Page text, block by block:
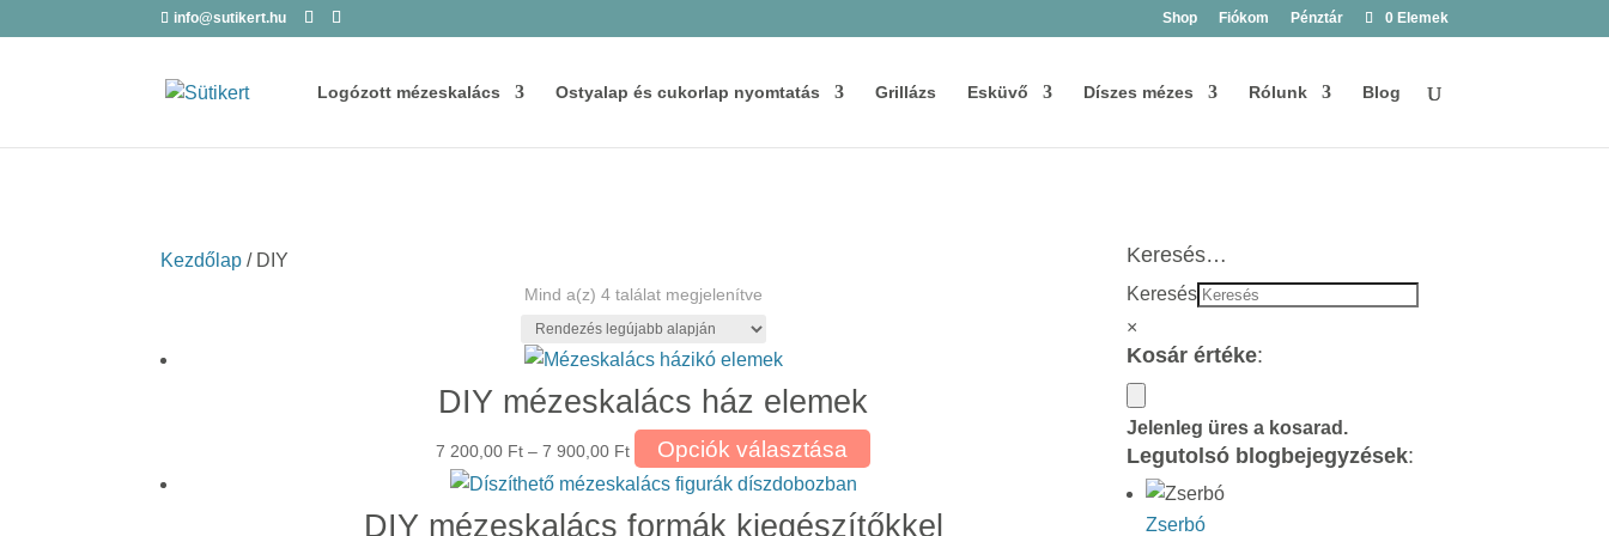
info@sutikert.hu Shop Fiókom Pénztár 0 Elemek
Logózott mézeskalács Ostyalap és cukorlap nyomtatás Grillázs Esküvő Díszes mézes Rólunk Blog
Kezdőlap / DIY
Mind a(z) 4 találat megjelenítve
by
latest
DIY mézeskalács ház elemek
7 200,00 Ft – 7 900,00 FtÁrtartomány:
7
Opciók választása
DIY mézeskalács formák kiegészítőkkel
Keresés…
Keresés
×
Kosár értéke:
Jelenleg üres a kosarad.
Legutolsó blogbejegyzések:
Zserbó